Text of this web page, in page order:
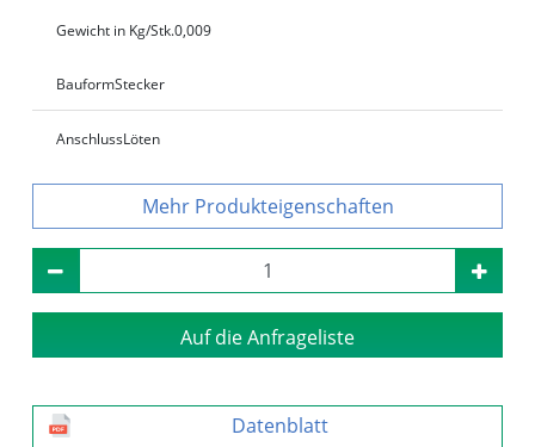
Gewicht in Kg/Stk.0,009
BauformStecker
AnschlussLöten
Produkteigenschaften
Auf die Anfrageliste
Datenblatt